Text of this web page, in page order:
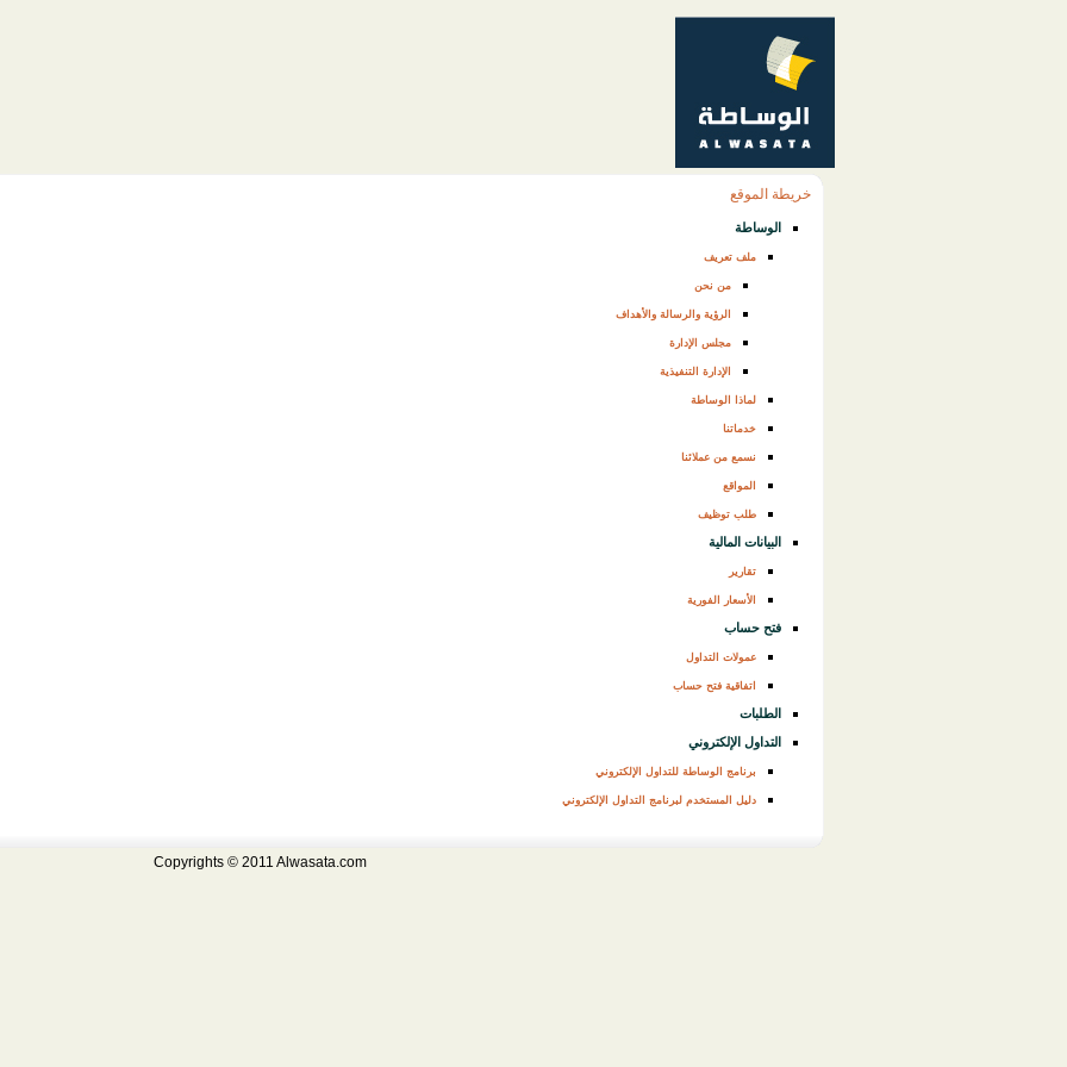
خريطة الموقع
الوساطة
ملف تعريف
من نحن
الرؤية والرسالة والأهداف
مجلس الإدارة
الإدارة التنفيذية
لماذا الوساطة
خدماتنا
نسمع من عملائنا
المواقع
طلب توظيف
البيانات المالية
تقارير
الأسعار الفورية
فتح حساب
عمولات التداول
اتفاقية فتح حساب
الطلبات
التداول الإلكتروني
برنامج الوساطة للتداول الإلكتروني
دليل المستخدم لبرنامج التداول الإلكتروني
Copyrights © 2011 Alwasata.com